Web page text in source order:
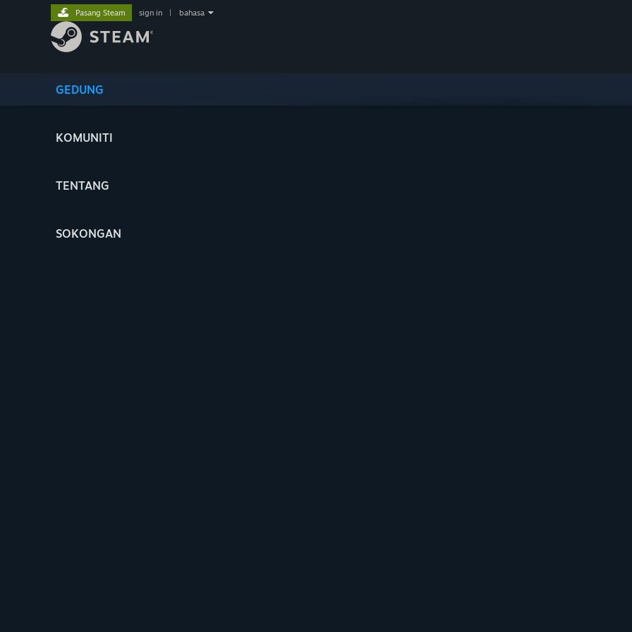
GEDUNG
KOMUNITI
TENTANG
SOKONGAN
Pasang Steam sign in bahasa